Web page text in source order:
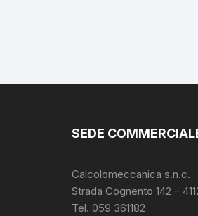
SEDE
Calcolomeccanica s.n.c.
Strada Cognento 142 –
Tel. 059 361182